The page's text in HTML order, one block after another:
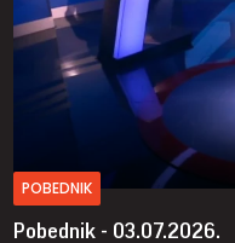
POBEDNIK
Pobednik - 03.07.2026.